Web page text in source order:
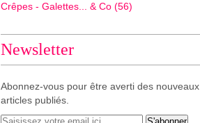
Crêpes - Galettes... & Co (56)
Newsletter
Abonnez-vous pour être averti des nouveaux
articles publiés.